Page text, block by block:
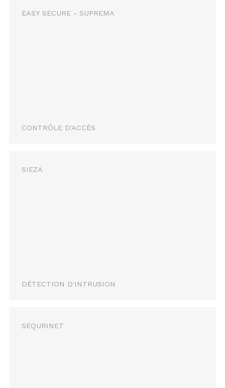
EASY SECURE - SUPREMA
CONTRÔLE D'ACCÈS
SIEZA
DÉTECTION D'INTRUSION
SEQURINET